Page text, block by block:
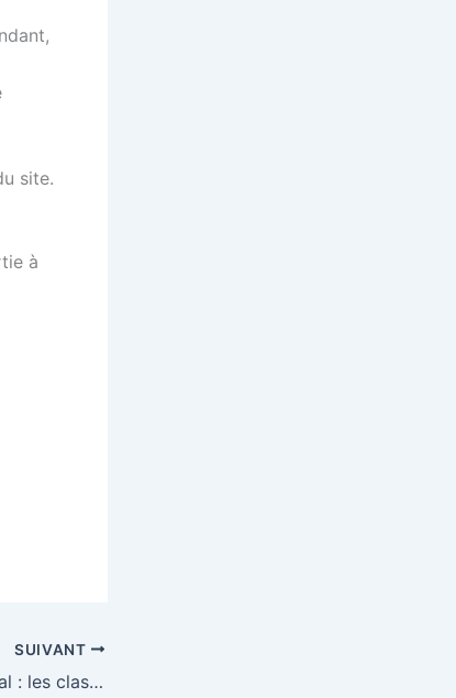
site.
à
SUIVANT
Plan comptable général : les classes